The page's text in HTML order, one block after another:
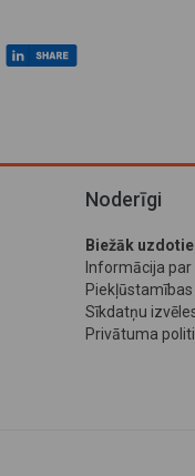
Noderīgi
Biežāk
Informācija
Sīkdatņu
Privātuma